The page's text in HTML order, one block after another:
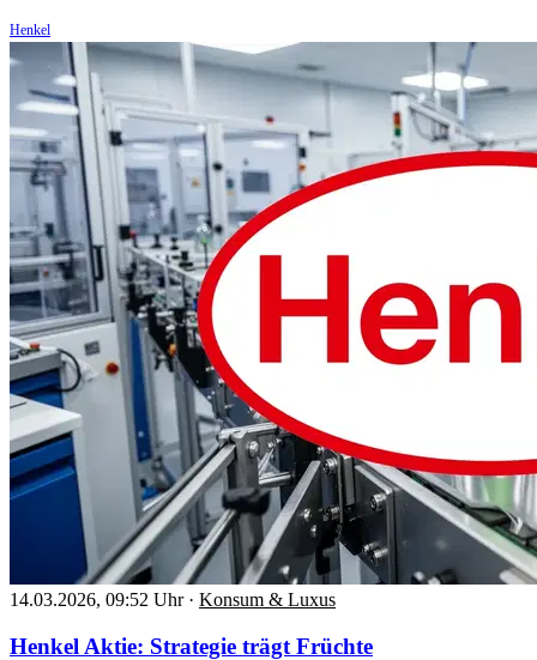
Henkel
14.03.2026, 09:52 Uhr · Konsum & Luxus
Henkel Aktie: Strategie trägt Früchte